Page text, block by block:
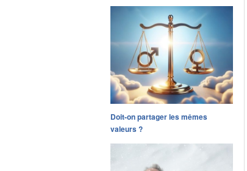
Doit-on partager les mêmes
valeurs ?